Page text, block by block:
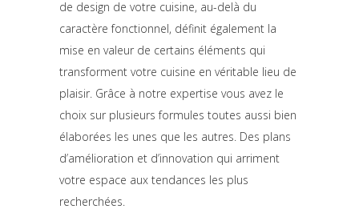
de design de votre cuisine, au-delà du
caractère fonctionnel, définit également la
mise en valeur de certains éléments qui
transforment votre cuisine en véritable lieu de
plaisir. Grâce à notre expertise vous avez le
choix sur plusieurs formules toutes aussi bien
élaborées les unes que les autres. Des plans
d’amélioration et d’innovation qui arriment
votre espace aux tendances les plus
recherchées.